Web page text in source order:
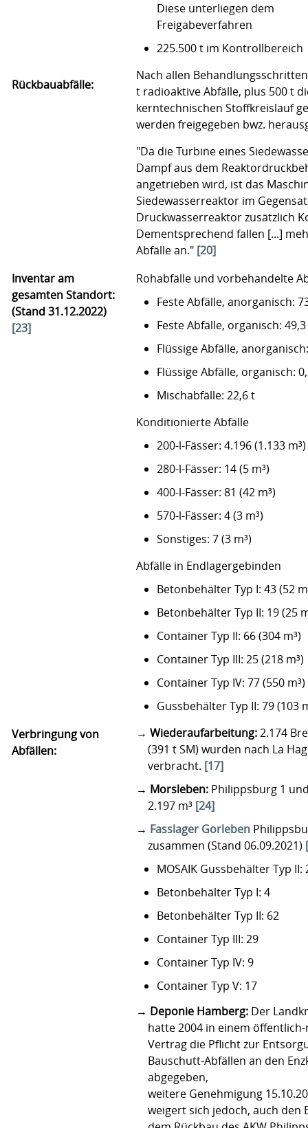
Rückbauabfälle:
Diese unterliegen dem
Freigabeverfahren
225.500 t im Kontrollbereich
Nach allen
t radioaktive Abfälle, plus 500 t
kerntechnischen Stoffkreislauf
werden freigegeben bwz.
"Da die Turbine eines
Dampf aus dem
angetrieben wird, ist das
Siedewasserreaktor im
Druckwasserreaktor zusätzlich
Dementsprechend fallen [...]
Abfälle an." [20]
Inventar am
gesamten Standort:
(Stand 31.12.2022)
[23]
Rohabfälle und vorbehandelte
Feste Abfälle, anorganisch:
Feste Abfälle, organisch:
Flüssige Abfälle,
Flüssige Abfälle, organisch:
Mischabfälle: 22,6 t
Konditionierte Abfälle
200-l-Fässer: 4.196 (1.133 m³)
280-l-Fässer: 14 (5 m³)
400-l-Fässer: 81 (42 m³)
570-l-Fässer: 4 (3 m³)
Sonstiges: 7 (3 m³)
Abfälle in Endlagergebinden
Betonbehälter Typ I: 43 (52
Betonbehälter Typ II: 19 (25
Container Typ II: 66 (304 m³)
Container Typ III: 25 (218 m³)
Container Typ IV: 77 (550 m³)
Gussbehälter Typ II: 79 (103
Verbringung von
Abfällen:
Wiederaufarbeitung:2.174
(391 t SM) wurden nach La
verbracht. [17]
Morsleben: Philippsburg 1
2.197 m³ [24]
Fasslager Gorleben
zusammen (Stand 06.09.2021)
MOSAIK Gussbehälter Typ II:
Betonbehälter Typ I: 4
Betonbehälter Typ II: 62
Container Typ III: 29
Container Typ IV: 9
Container Typ V: 17
Deponie Hamberg: Der
hatte 2004 in einem
Vertrag die Pflicht zur
Bauschutt-Abfällen an den
abgegeben,
weitere Genehmigung
weigert sich jedoch, auch den